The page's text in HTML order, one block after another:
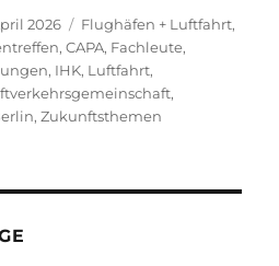
2026 Kategorien
Flughäfen + Luftfahrt,
,CAPA, Fachleute,
, IHK, Luftfahrt,
,
,Zukunftsthemen